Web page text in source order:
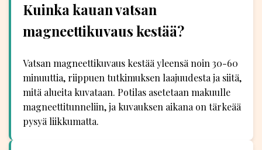
Kuinka kauan vatsan
magneettikuvaus kestää?
Vatsan magneettikuvaus kestää yleensä noin 30-60
minuuttia, riippuen tutkimuksen laajuudesta ja siitä,
mitä alueita kuvataan. Potilas asetetaan makuulle
magneettitunneliin, ja kuvauksen aikana on tärkeää
pysyä liikkumatta.